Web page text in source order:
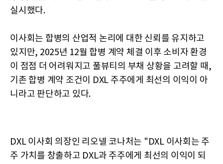
실시했다.
이사회는 합병의 산업적 논리에 대한 신뢰를 유지하고
있지만, 2025년 12월 합병 계약 체결 이후 소비자 환경
이 점점 더 어려워지고 풀뷰티의 부채 상황을 고려할 때,
기존 합병 계약 조건이 DXL 주주에게 최선의 이익이 아
니라고 판단하고 있다.
DXL 이사회 의장인 리오넬 코나처는 "DXL 이사회는 주
주 가치를 창출하고 DXL과 주주에게 최선의 이익이 되